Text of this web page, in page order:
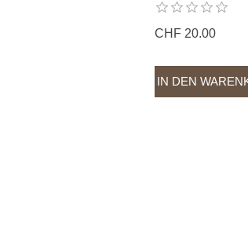
CHF 20.00